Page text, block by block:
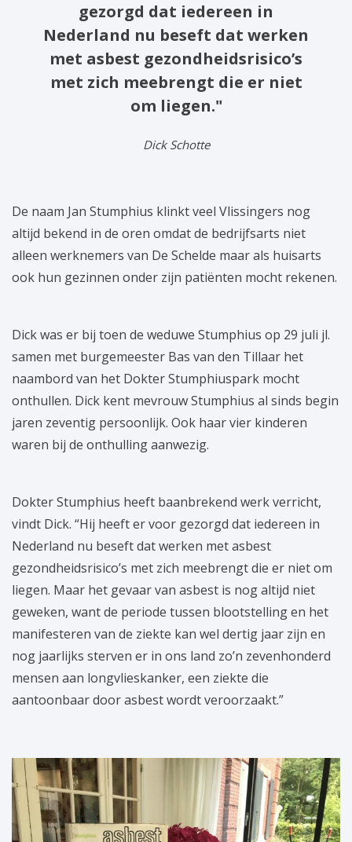
gezorgd dat iedereen in
Nederland nu beseft dat werken
met asbest gezondheidsrisico’s
met zich meebrengt die er niet
om liegen."
Dick Schotte
De naam Jan Stumphius klinkt veel Vlissingers nog
altijd bekend in de oren omdat de bedrijfsarts niet
alleen werknemers van De Schelde maar als huisarts
ook hun gezinnen onder zijn patiënten mocht rekenen.
Dick was er bij toen de weduwe Stumphius op 29 juli jl.
samen met burgemeester Bas van den Tillaar het
naambord van het Dokter Stumphiuspark mocht
onthullen. Dick kent mevrouw Stumphius al sinds begin
jaren zeventig persoonlijk. Ook haar vier kinderen
waren bij de onthulling aanwezig.
Dokter Stumphius heeft baanbrekend werk verricht,
vindt Dick. “Hij heeft er voor gezorgd dat iedereen in
Nederland nu beseft dat werken met asbest
gezondheidsrisico’s met zich meebrengt die er niet om
liegen. Maar het gevaar van asbest is nog altijd niet
geweken, want de periode tussen blootstelling en het
manifesteren van de ziekte kan wel dertig jaar zijn en
nog jaarlijks sterven er in ons land zo’n zevenhonderd
mensen aan longvlieskanker, een ziekte die
aantoonbaar door asbest wordt veroorzaakt.”